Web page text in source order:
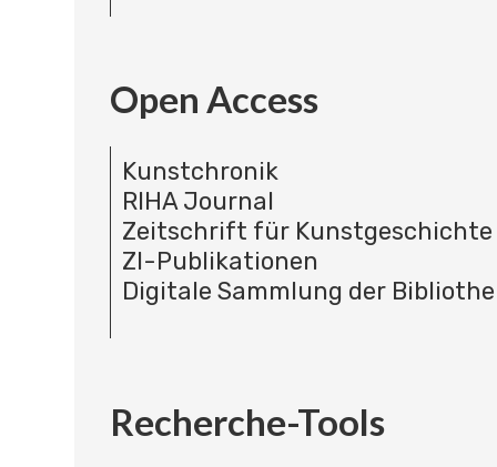
Open Access
Kunstchronik
RIHA Journal
Zeitschrift für Kunstgeschichte
ZI-Publikationen
Digitale Sammlung der
Recherche-Tools